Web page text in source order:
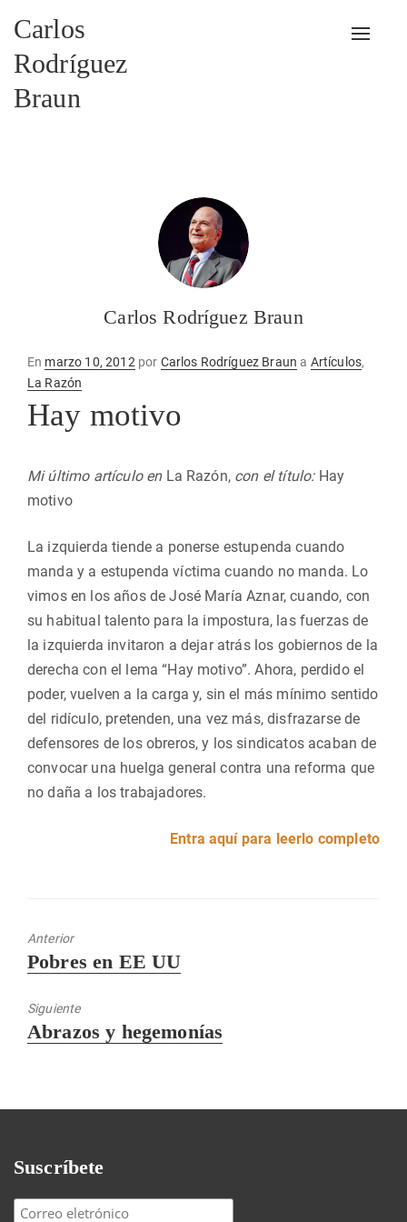
Carlos
Rodríguez
Braun
Carlos Rodríguez Braun
En Publicado
en
marzo 10, 2012 por Carlos Rodríguez Braun a Artículos,
La Razón
Hay motivo
Mi último artículo enLa Razón, con el título:Hay
motivo
La izquierda tiende a ponerse estupenda cuando
manda y a estupenda víctima cuando no manda. Lo
vimos en los años de José María Aznar, cuando, con
su habitual talento para la impostura, las fuerzas de
la izquierda invitaron a dejar atrás los gobiernos de la
derecha con el lema “Hay motivo”. Ahora, perdido el
poder, vuelven a la carga y, sin el más mínimo sentido
del ridículo, pretenden, una vez más, disfrazarse de
defensores de los obreros, y los sindicatos acaban de
convocar una huelga general contra una reforma que
no daña a los trabajadores.
Entra aquí para leerlo completo
Anterior
Entrada
Pobres en EE UU
Siguiente
Entrada
Abrazos y hegemonías
Suscríbete